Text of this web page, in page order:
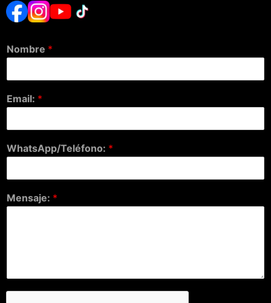
Nombre *
Email: *
WhatsApp/Teléfono: *
Mensaje: *